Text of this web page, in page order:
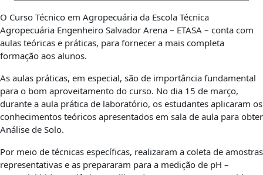
O Curso Técnico em Agropecuária da Escola Técnica
Agropecuária Engenheiro Salvador Arena – ETASA – conta com
aulas teóricas e práticas, para fornecer a mais completa
formação aos alunos.
As aulas práticas, em especial, são de importância fundamental
para o bom aproveitamento do curso. No dia 15 de março,
durante a aula prática de laboratório, os estudantes aplicaram os
conhecimentos teóricos apresentados em sala de aula para obter
Análise de Solo.
Por meio de técnicas específicas, realizaram a coleta de amostras
represen­tativas e as prepararam para a medição de pH –